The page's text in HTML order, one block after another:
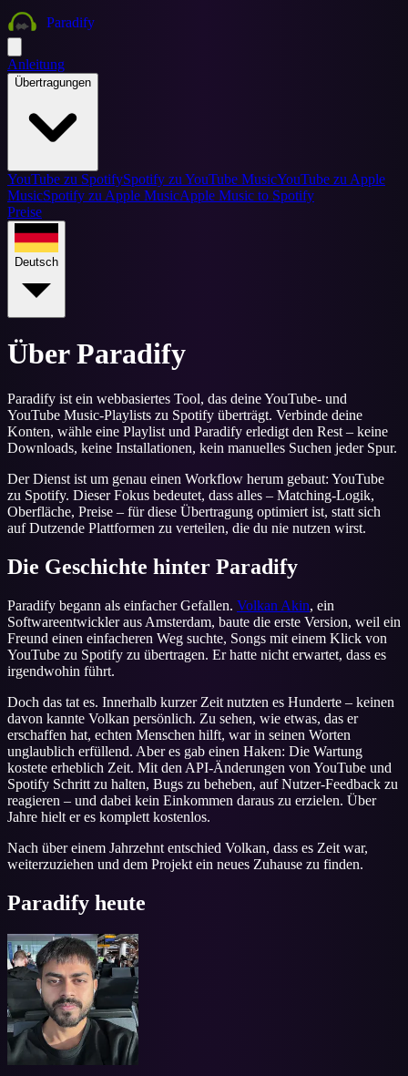
Paradify
Anleitung
Übertragungen
YouTube zu SpotifySpotify zu YouTube MusicYouTube zu Apple
MusicSpotify zu Apple MusicApple Music to Spotify
Preise
Deutsch
Über Paradify
Paradify ist ein webbasiertes Tool, das deine YouTube- und
YouTube Music-Playlists zu Spotify überträgt. Verbinde deine
Konten, wähle eine Playlist und Paradify erledigt den Rest – keine
Downloads, keine Installationen, kein manuelles Suchen jeder Spur.
Der Dienst ist um genau einen Workflow herum gebaut: YouTube
zu Spotify. Dieser Fokus bedeutet, dass alles – Matching-Logik,
Oberfläche, Preise – für diese Übertragung optimiert ist, statt sich
auf Dutzende Plattformen zu verteilen, die du nie nutzen wirst.
Die Geschichte hinter Paradify
Paradify begann als einfacher Gefallen. Volkan Akin, ein
Softwareentwickler aus Amsterdam, baute die erste Version, weil ein
Freund einen einfacheren Weg suchte, Songs mit einem Klick von
YouTube zu Spotify zu übertragen. Er hatte nicht erwartet, dass es
irgendwohin führt.
Doch das tat es. Innerhalb kurzer Zeit nutzten es Hunderte – keinen
davon kannte Volkan persönlich. Zu sehen, wie etwas, das er
erschaffen hat, echten Menschen hilft, war in seinen Worten
unglaublich erfüllend. Aber es gab einen Haken: Die Wartung
kostete erheblich Zeit. Mit den API-Änderungen von YouTube und
Spotify Schritt zu halten, Bugs zu beheben, auf Nutzer-Feedback zu
reagieren – und dabei kein Einkommen daraus zu erzielen. Über
Jahre hielt er es komplett kostenlos.
Nach über einem Jahrzehnt entschied Volkan, dass es Zeit war,
weiterzuziehen und dem Projekt ein neues Zuhause zu finden.
Paradify heute